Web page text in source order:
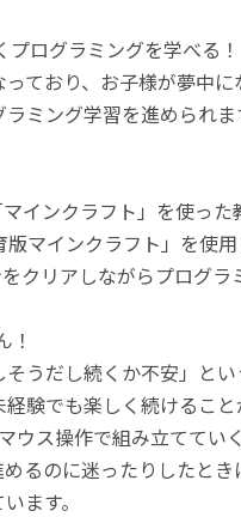
ログラミングを学べる！
ており、お子様が夢中に
ミング学習を進められま
インクラフト」を使った
マインクラフト」を使
リアしながらプログラ
うだし続くか不安」と
験でも楽しく続けること
ウス操作で組み立ててい
るのに迷ったりしたと
ます。